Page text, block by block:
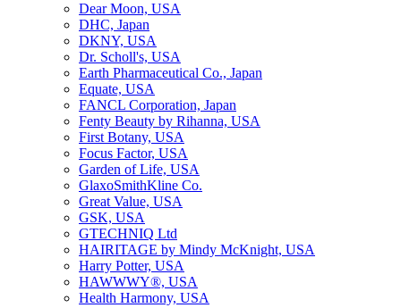
Dear Moon, USA
DHC, Japan
DKNY, USA
Dr. Scholl's, USA
Earth Pharmaceutical Co., Japan
Equate, USA
FANCL Corporation, Japan
Fenty Beauty by Rihanna, USA
First Botany, USA
Focus Factor, USA
Garden of Life, USA
GlaxoSmithKline Co.
Great Value, USA
GSK, USA
GTECHNIQ Ltd
HAIRITAGE by Mindy McKnight, USA
Harry Potter, USA
HAWWWY®, USA
Health Harmony, USA